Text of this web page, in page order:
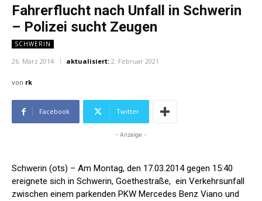
Fahrerflucht nach Unfall in Schwerin
– Polizei sucht Zeugen
SCHWERIN
26. März 2014 aktualisiert: 2. Februar 2021
von rk
Facebook Twitter
- Anzeige -
Schwerin (ots) – Am Montag, den 17.03.2014 gegen 15:40
ereignete sich in Schwerin, Goethestraße, ein Verkehrsunfall
zwischen einem parkenden PKW Mercedes Benz Viano und